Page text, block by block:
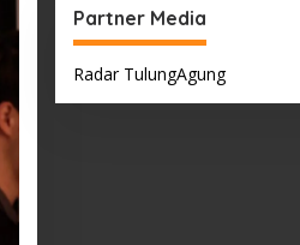
Partner Media
Radar TulungAgung